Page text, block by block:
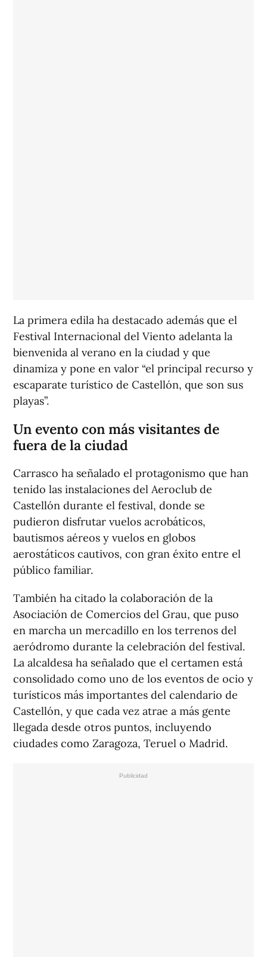
La primera edila ha destacado además que el
Festival Internacional del Viento adelanta la
bienvenida al verano en la ciudad y que
dinamiza y pone en valor “el principal recurso y
escaparate turístico de Castellón, que son sus
playas”.
Un evento con más visitantes de
fuera de la ciudad
Carrasco ha señalado el protagonismo que han
tenido las instalaciones del Aeroclub de
Castellón durante el festival, donde se
pudieron disfrutar vuelos acrobáticos,
bautismos aéreos y vuelos en globos
aerostáticos cautivos, con gran éxito entre el
público familiar.
También ha citado la colaboración de la
Asociación de Comercios del Grau, que puso
en marcha un mercadillo en los terrenos del
aeródromo durante la celebración del festival.
La alcaldesa ha señalado que el certamen está
consolidado como uno de los eventos de ocio y
turísticos más importantes del calendario de
Castellón, y que cada vez atrae a más gente
llegada desde otros puntos, incluyendo
ciudades como Zaragoza, Teruel o Madrid.